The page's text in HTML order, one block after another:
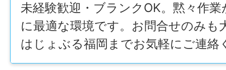
未経験歓迎・ブランクOK。黙々作
に最適な環境です。お問合せのみも
はじょぶる福岡までお気軽にご連絡